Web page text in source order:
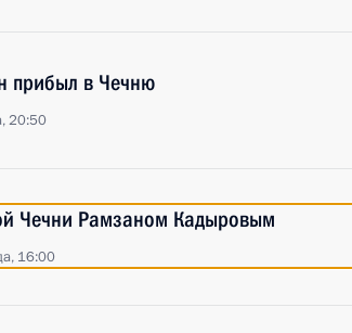
прибыл в Чечню
20:50
Чечни Рамзаном Кадыровым
16:00